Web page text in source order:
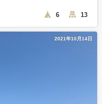
6 13
2021年10月14日